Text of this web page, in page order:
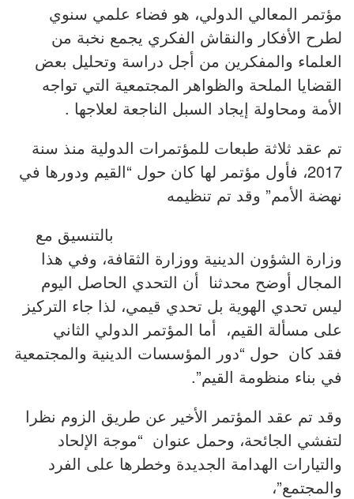
مؤتمر المعالي الدولي، هو فضاء علمي سنوي
لطرح الأفكار والنقاش الفكري يجمع نخبة من
العلماء والمفكرين من أجل دراسة وتحليل بعض
القضايا الملحة والظواهر المجتمعية التي تواجه
الأمة ومحاولة إيجاد السبل الناجعة لعلاجها .
تم عقد ثلاثة طبعات للمؤتمرات الدولية منذ سنة
2017، فأول مؤتمر لها كان حول “القيم ودورها في
نهضة الأمم” وقد تم تنظيمه
بالتنسيق مع
وزارة الشؤون الدينية ووزارة الثقافة، وفي هذا
المجال أوضح محدثنا أن التحدي الحاصل اليوم
ليس تحدي الهوية بل تحدي قيمي، لذا جاء التركيز
على مسألة القيم، أما المؤتمر الدولي الثاني
فقد كان حول “دور المؤسسات الدينية والمجتمعية
في بناء منظومة القيم”.
وقد تم عقد المؤتمر الأخير عن طريق الزوم نظرا
لتفشي الجائحة، وحمل عنوان “موجة الإلحاد
والتيارات الهدامة الجديدة وخطرها على الفرد
والمجتمع”،